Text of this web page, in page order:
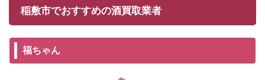
稲敷市でおすすめの酒買取業者
福ちゃん